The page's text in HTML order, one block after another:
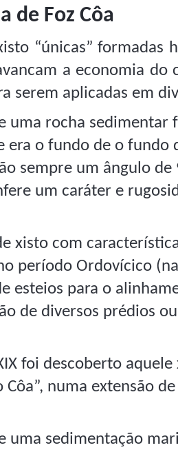
de Foz Côa
“únicas”
a economia do
serem aplicadas em
uma rocha
era o fundo de o fundo
sempre um ângulo
um caráter e
xisto com
período Ordovícico
esteios para o
de diversos prédios
foi descoberto
numa extensão
uma sedimentação